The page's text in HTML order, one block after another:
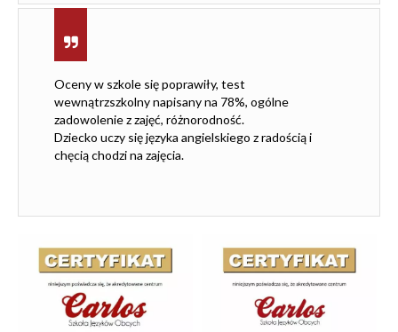
Oceny w szkole się poprawiły, test
wewnątrzszkolny napisany na 78%, ogólne
zadowolenie z zajęć, różnorodność.
Dziecko uczy się języka angielskiego z radością i
chęcią chodzi na zajęcia.